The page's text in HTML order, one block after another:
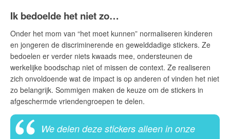
Ik bedoelde het niet zo…
Onder het mom van “het moet kunnen” normaliseren kinderen
en jongeren de discriminerende en gewelddadige stickers. Ze
bedoelen er verder niets kwaads mee, ondersteunen de
werkelijke boodschap niet of missen de context. Ze realiseren
zich onvoldoende wat de impact is op anderen of vinden het niet
zo belangrijk. Sommigen maken de keuze om de stickers in
afgeschermde vriendengroepen te delen.
We delen deze stickers alleen in onze